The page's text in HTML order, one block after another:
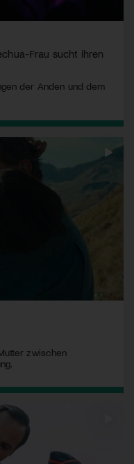
Frau sucht ihren
der Anden und dem
zwischen